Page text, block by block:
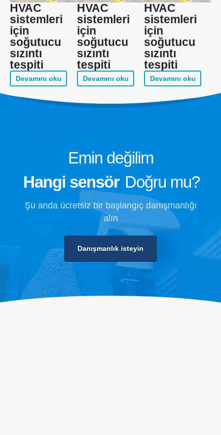
HVAC
sistemleri
için
soğutucu
sızıntı
tespiti
Devamını oku
HVAC
sistemleri
için
soğutucu
sızıntı
tespiti
Devamını oku
HVAC
sistemleri
için
soğutucu
sızıntı
tespiti
Devamını oku
Emin değilim
Hangi sensör Doğru mu?
Şu anda ücretsiz bir başlangıç ​​danışmanlığı
alın
Danışmanlık isteyin